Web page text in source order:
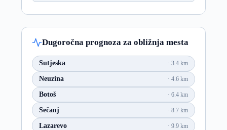
Dugoročna prognoza za obližnja mesta
Sutjeska 3.4 km
Neuzina 4.6 km
Botoš 6.4 km
Sečanj 8.7 km
Lazarevo 9.9 km